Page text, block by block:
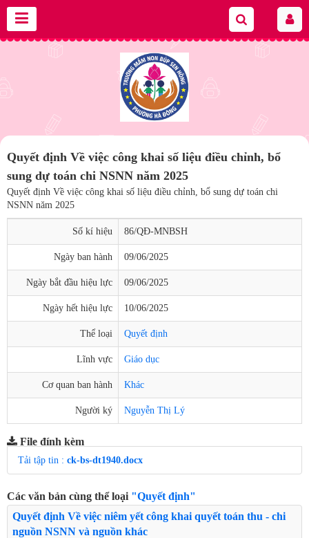
Quyết định Về việc công khai số liệu điều chỉnh, bổ
sung dự toán chi NSNN năm 2025
Quyết định Về việc công khai số liệu điều chỉnh, bổ sung dự toán chi
NSNN năm 2025
Số kí hiệu 86/QĐ-MNBSH
Ngày ban hành 09/06/2025
Ngày bắt đầu hiệu lực 09/06/2025
Ngày hết hiệu lực 10/06/2025
Thể loại Quyết định
Lĩnh vực Giáo dục
Cơ quan ban hành Khác
Người ký Nguyễn Thị Lý
File đính kèm
Tải tập tin : ck-bs-dt1940.docx
Các văn bản cùng thể loại "Quyết định"
Quyết định Về việc niêm yết công khai quyết toán thu - chi
nguồn NSNN và nguồn khác